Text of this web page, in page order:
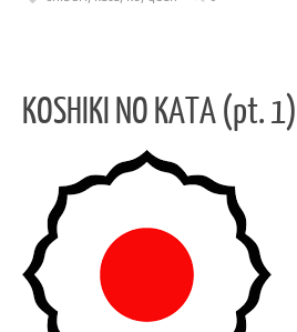
b
o
k
o
d
te
di
KOSHIKI NO KATA (pt. 1)